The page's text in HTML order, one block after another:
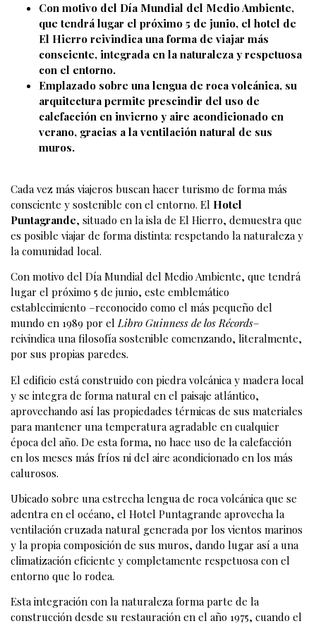
Con motivo del Día Mundial del Medio Ambiente,
que tendrá lugar el próximo 5 de junio, el hotel de
El Hierro reivindica una forma de viajar más
consciente, integrada en la naturaleza y respetuosa
con el entorno.
Emplazado sobre una lengua de roca volcánica, su
arquitectura permite prescindir del uso de
calefacción en invierno y aire acondicionado en
verano, gracias a la ventilación natural de sus
muros.
Cada vez más viajeros buscan hacer turismo de forma más
consciente y sostenible con el entorno. El Hotel
Puntagrande, situado en la isla de El Hierro, demuestra que
es posible viajar de forma distinta: respetando la naturaleza y
la comunidad local.
Con motivo del Día Mundial del Medio Ambiente, que tendrá
lugar el próximo 5 de junio, este emblemático
establecimiento –reconocido como el más pequeño del
mundo en 1989 por elLibro Guinness de los Récords–
reivindica una filosofía sostenible comenzando, literalmente,
por sus propias paredes.
El edificio está construido con piedra volcánica y madera local
y se integra de forma natural en el paisaje atlántico,
aprovechando así las propiedades térmicas de sus materiales
para mantener una temperatura agradable en cualquier
época del año. De esta forma, no hace uso de la calefacción
en los meses más fríos ni del aire acondicionado en los más
calurosos.
Ubicado sobre una estrecha lengua de roca volcánica que se
adentra en el océano, el Hotel Puntagrande aprovecha la
ventilación cruzada natural generada por los vientos marinos
y la propia composición de sus muros, dando lugar así a una
climatización eficiente y completamente respetuosa con el
entorno que lo rodea.
Esta integración con la naturaleza forma parte de la
construcción desde su restauración en el año 1975, cuando el